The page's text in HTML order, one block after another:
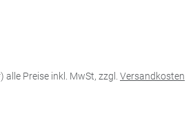
alle Preise inkl. MwSt, zzgl. Versandkosten